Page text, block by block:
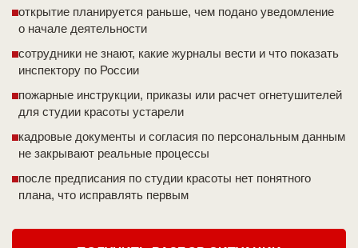
открытие планируется раньше, чем подано уведомление
о начале деятельности
сотрудники не знают, какие журналы вести и что показать
инспектору по России
пожарные инструкции, приказы или расчет огнетушителей
для студии красоты устарели
кадровые документы и согласия по персональным данным
не закрывают реальные процессы
после предписания по студии красоты нет понятного
плана, что исправлять первым